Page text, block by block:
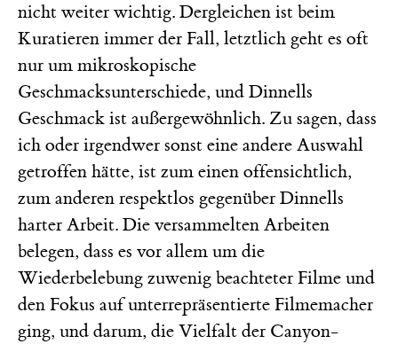
nicht weiter wichtig. Dergleichen ist beim
Kuratieren immer der Fall, letztlich geht es oft
nur um mikroskopische
Geschmacksunterschiede, und Dinnells
Geschmack ist außergewöhnlich. Zu sagen, dass
ich oder irgendwer sonst eine andere Auswahl
getroffen hätte, ist zum einen offensichtlich,
zum anderen respektlos gegenüber Dinnells
harter Arbeit. Die versammelten Arbeiten
belegen, dass es vor allem um die
Wiederbelebung zuwenig beachteter Filme und
den Fokus auf unterrepräsentierte Filmemacher
ging, und darum, die Vielfalt der Canyon-